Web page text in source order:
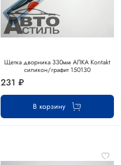
Щетка дворника 330мм АЛКА Kontakt
силикон/графит 150130
231 ₽
В корзину